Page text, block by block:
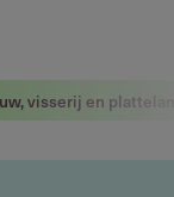
visserij en platteland